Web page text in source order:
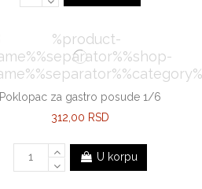
Poklopac za gastro posude 1/6
312,00 RSD
U korpu